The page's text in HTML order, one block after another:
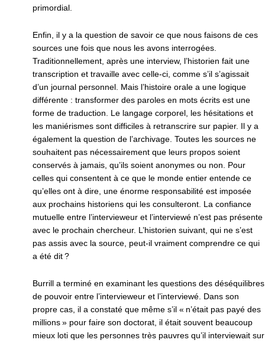
primordial.
Enfin, il y a la question de savoir ce que nous faisons de ces
sources une fois que nous les avons interrogées.
Traditionnellement, après une interview, l’historien fait une
transcription et travaille avec celle-ci, comme s’il s’agissait
d’un journal personnel. Mais l’histoire orale a une logique
différente : transformer des paroles en mots écrits est une
forme de traduction. Le langage corporel, les hésitations et
les maniérismes sont difficiles à retranscrire sur papier. Il y a
également la question de l’archivage. Toutes les sources ne
souhaitent pas nécessairement que leurs propos soient
conservés à jamais, qu’ils soient anonymes ou non. Pour
celles qui consentent à ce que le monde entier entende ce
qu’elles ont à dire, une énorme responsabilité est imposée
aux prochains historiens qui les consulteront. La confiance
mutuelle entre l’intervieweur et l’interviewé n’est pas présente
avec le prochain chercheur. L’historien suivant, qui ne s’est
pas assis avec la source, peut-il vraiment comprendre ce qui
a été dit ?
Burrill a terminé en examinant les questions des déséquilibres
de pouvoir entre l’intervieweur et l’interviewé. Dans son
propre cas, il a constaté que même s’il « n’était pas payé des
millions » pour faire son doctorat, il était souvent beaucoup
mieux loti que les personnes très pauvres qu’il interviewait sur